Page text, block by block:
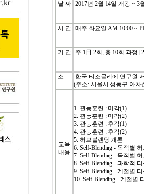
날 짜 2017년 2월 14일 개강 ~ 3
시 간 매주 화요일 AM 10:00 ~
기 간 주 1日 2회, 총 10회 과정 [2
소
한국 티소믈리에 연구원
(주소: 서울시 성동구 아차
교육
내용
1. 관능훈련 : 미각(1)
2. 관능훈련 : 미각(2)
3. 관능훈련 : 후각(1)
4. 관능훈련 : 후각(2)
5. 허브블렌딩 개론
6. Self-Blending - 목적별
7. Self-Blending - 목적별
8. Self-Blending - 과학적
9. Self-Blending - 계절별
10. Self-Blending - 계절별